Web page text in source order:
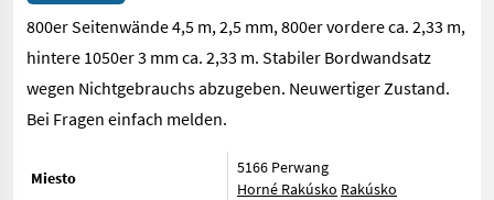
800er Seitenwände 4,5 m, 2,5 mm, 800er vordere ca. 2,33 m,
hintere 1050er 3 mm ca. 2,33 m. Stabiler Bordwandsatz
wegen Nichtgebrauchs abzugeben. Neuwertiger Zustand.
Bei Fragen einfach melden.
Miesto
5166 Perwang
Horné Rakúsko Rakúsko